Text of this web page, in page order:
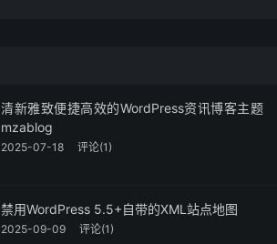
清新雅致便捷高效的WordPress资讯博客主题
mzablog
2025-07-18 评论(1)
禁用WordPress 5.5+自带的XML站点地图
2025-09-09 评论(1)